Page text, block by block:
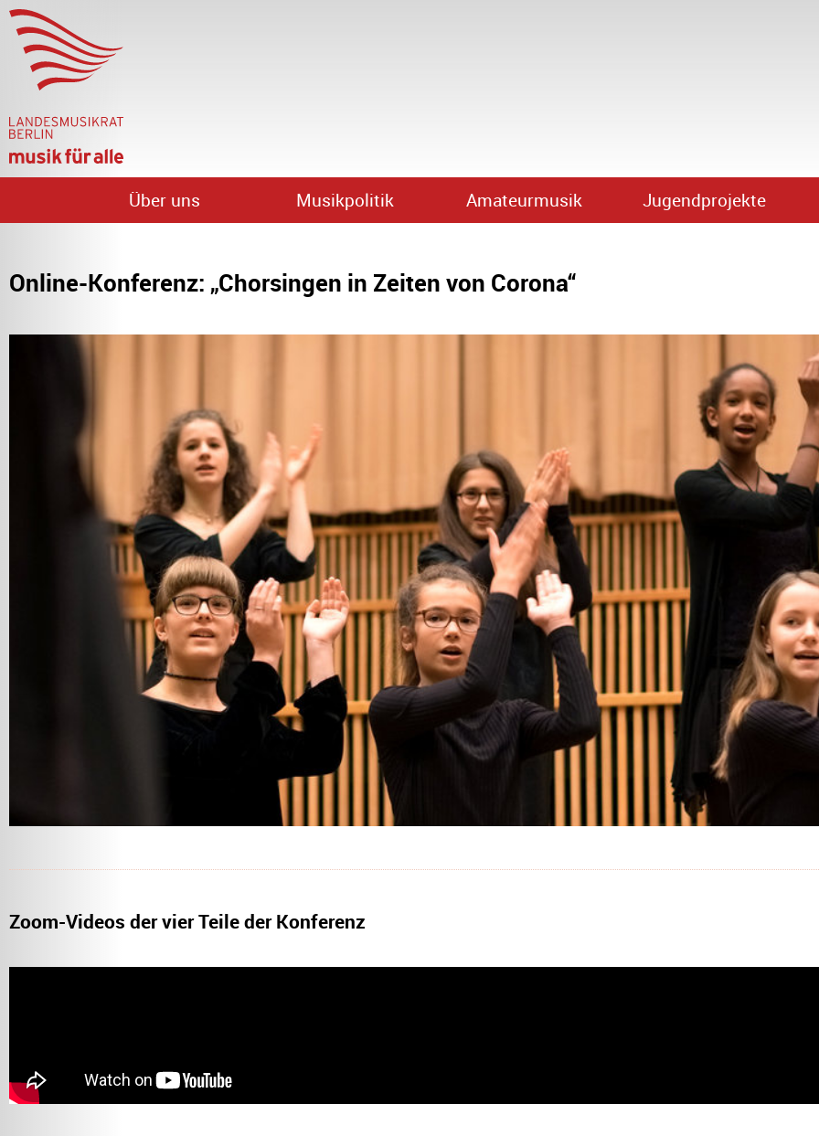
Über uns Musikpolitik Amateurmusik Jugendprojekte
Online-Konferenz: „Chorsingen in Zeiten von Corona“
Zoom-Videos der vier Teile der Konferenz